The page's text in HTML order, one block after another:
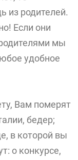
из родителей.
Если они
мы
удобное
Вам померят
бедер;
в которой вы
о конкурсе,